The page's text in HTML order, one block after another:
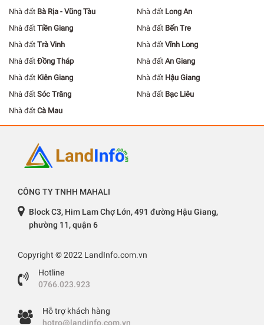
Nhà đất Bà Rịa - Vũng Tàu Nhà đất Long An
Nhà đất Tiền Giang Nhà đất Bến Tre
Nhà đất Trà Vinh Nhà đất Vĩnh Long
Nhà đất Đồng Tháp Nhà đất An Giang
Nhà đất Kiên Giang Nhà đất Hậu Giang
Nhà đất Sóc Trăng Nhà đất Bạc Liêu
Nhà đất Cà Mau
CÔNG TY TNHH MAHALI
Block C3, Him Lam Chợ Lớn, 491 đường Hậu Giang,
phường 11, quận 6
Copyright © 2022 LandInfo.com.vn
Hotline
0766.023.923
Hỗ trợ khách hàng
hotro@landinfo.com.vn